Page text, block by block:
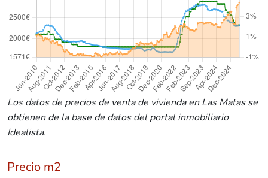
Los datos de precios de venta de vivienda en Las Matas se
obtienen de la base de datos del portal inmobiliario
Idealista.
Precio m2